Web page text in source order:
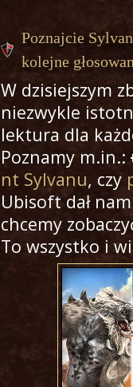
Poznajcie
kolejne
W dzisiejszym
niezwykle
lektura dla
Poznamy m.in.:
nt Sylvanu, czy
Ubisoft dał
chcemy
To wszystko i